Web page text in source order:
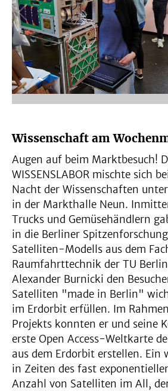
Wissenschaft am
Augen auf beim Marktbesuch!
WISSENSLABOR mischte sich
Nacht der Wissenschaften
in der Markthalle Neun.
Trucks und Gemüsehändlern
in die Berliner
Satelliten-Modells aus dem
Raumfahrttechnik der TU
Alexander Burnicki den
Satelliten "made in Berlin"
im Erdorbit erfüllen. Im
Projekts konnten er und seine
erste Open Access-Weltkarte
aus dem Erdorbit erstellen. Ein
in Zeiten des fast
Anzahl von Satelliten im All,